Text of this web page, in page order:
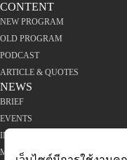
CONTENT
NEW PROGRAM
OLD PROGRAM
PODCAST
ARTICLE & QUOTES
NEWS
BRIEF
EVENTS
INTERVIEW
MINISTRIES